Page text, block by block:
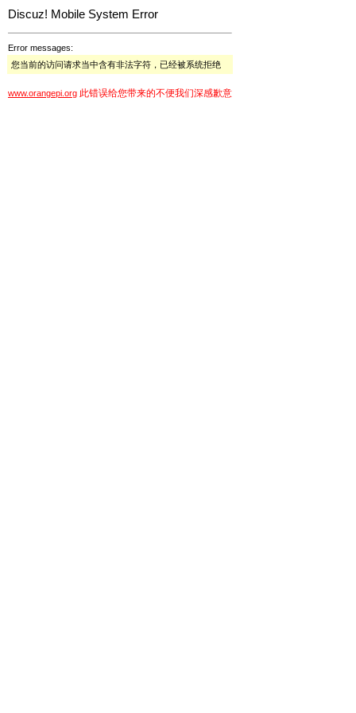
Discuz! Mobile System Error
Error messages:
您当前的访问请求当中含有非法字符，已经被系统拒绝
www.orangepi.org 此错误给您带来的不便我们深感歉意